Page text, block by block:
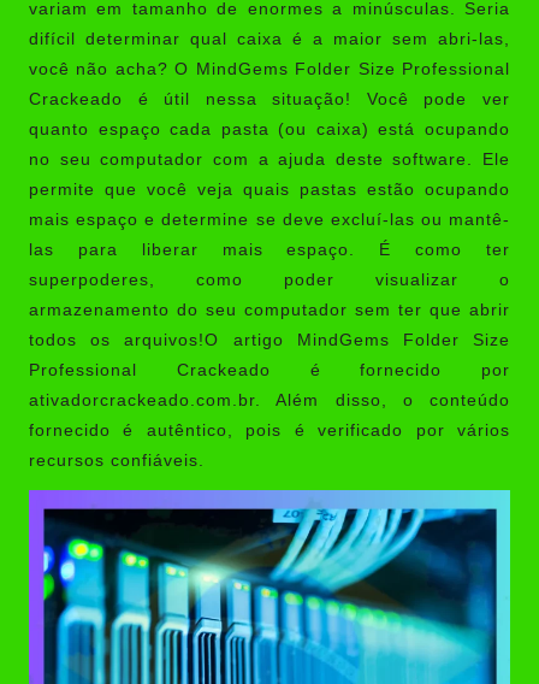
variam em tamanho de enormes a minúsculas. Seria
difícil determinar qual caixa é a maior sem abri-las,
você não acha? O MindGems Folder Size Professional
Crackeado é útil nessa situação! Você pode ver
quanto espaço cada pasta (ou caixa) está ocupando
no seu computador com a ajuda deste software. Ele
permite que você veja quais pastas estão ocupando
mais espaço e determine se deve excluí-las ou mantê-
las para liberar mais espaço. É como ter
superpoderes, como poder visualizar o
armazenamento do seu computador sem ter que abrir
todos os arquivos!O artigo MindGems Folder Size
Professional Crackeado é fornecido por
ativadorcrackeado.com.br . Além disso, o conteúdo
fornecido é autêntico, pois é verificado por vários
recursos confiáveis.